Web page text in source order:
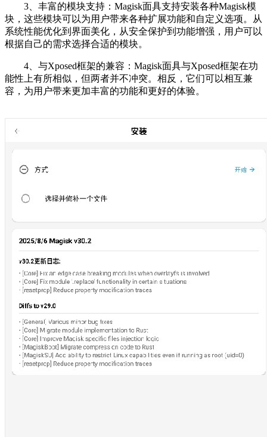
3、丰富的模块支持：Magisk面具支持安装各种Magisk模
块，这些模块可以为用户带来各种扩展功能和自定义选项。从
系统性能优化到界面美化，从安全保护到功能增强，用户可以
根据自己的需求选择合适的模块。
4、与Xposed框架的兼容：Magisk面具与Xposed框架在功
能性上有所相似，但两者并不冲突。相反，它们可以相互兼
容，为用户带来更加丰富的功能和更好的体验。